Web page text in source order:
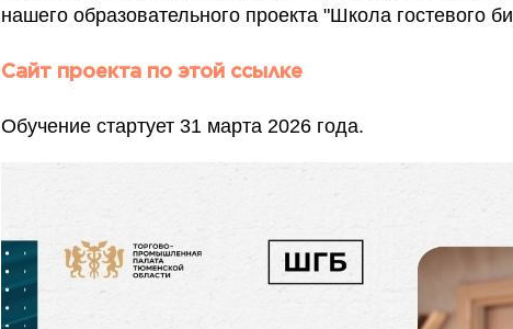
нашего образовательного проекта "Школа гостевого
Сайт проекта по этой ссылке
Обучение стартует 31 марта 2026 года.